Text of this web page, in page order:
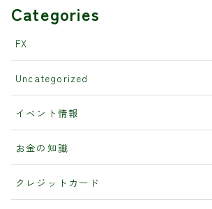
Categories
FX
Uncategorized
イベント情報
お金の知識
クレジットカード